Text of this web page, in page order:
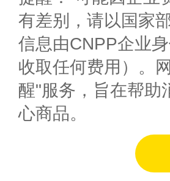
有差别，请以国家
信息由CNPP企业
收取任何费用）。
醒"服务，旨在帮助
心商品。